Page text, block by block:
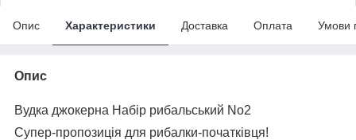
Опис Характеристики Доставка Оплата Умови
Опис
Вудка джокерна Набір рибальський No2
Супер-пропозиція для рибалки-початківця!